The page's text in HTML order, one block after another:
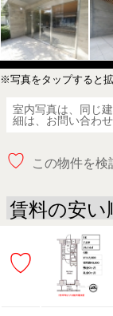
※写真をタップすると拡
室内写真は、同じ
細は、お問い合わ
♡ この物件を検
♡